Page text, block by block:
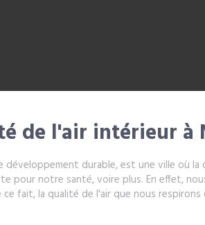
de l'air intérieur à
durable, est une ville où
notre santé, voire plus. En effet,
fait, la qualité de l'air que nous